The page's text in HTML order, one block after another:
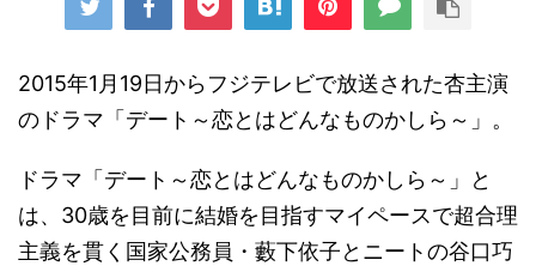
2015年1月19日からフジテレビで放送された杏主演
のドラマ「デート～恋とはどんなものかしら～」。
ドラマ「デート～恋とはどんなものかしら～」と
は、30歳を目前に結婚を目指すマイペースで超合理
主義を貫く国家公務員・藪下依子とニートの谷口巧